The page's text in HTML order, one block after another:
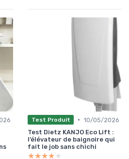
Test Produit • 10/05/2026
Test Dietz KANJO Eco Lift :
l’élévateur de baignoire qui
fait le job sans chichi
★★★★★
★★★★★